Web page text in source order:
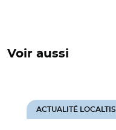
Voir aussi
ACTUALITÉ LOCALTIS